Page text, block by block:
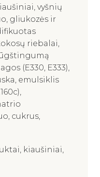
vyšnių
gliukozės ir
riebalai,
(E330, E333),
emulsiklis
cukrus,
kiaušiniai,